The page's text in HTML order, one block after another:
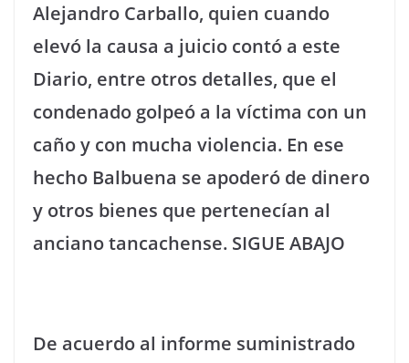
Alejandro Carballo, quien cuando
elevó la causa a juicio contó a este
Diario, entre otros detalles, que el
condenado golpeó a la víctima con un
caño y con mucha violencia. En ese
hecho Balbuena se apoderó de dinero
y otros bienes que pertenecían al
anciano tancachense. SIGUE ABAJO
De acuerdo al informe suministrado